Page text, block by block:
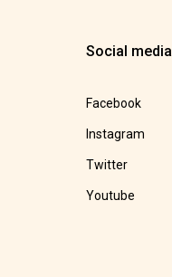
Social media
Facebook
Instagram
Twitter
Youtube